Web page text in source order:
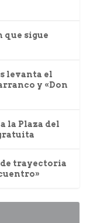
que sigue
levanta el
y «Don
la Plaza del
trayectoria